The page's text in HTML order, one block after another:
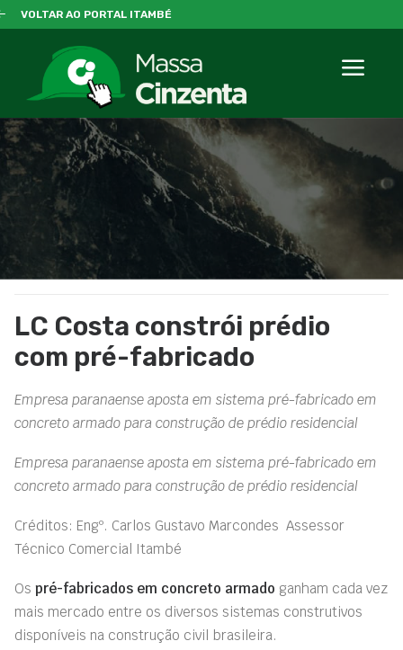
VOLTAR AO PORTAL ITAMBÉ
LC Costa constrói prédio
com pré-fabricado
Empresa paranaense aposta em sistema pré-fabricado em
concreto armado para construção de prédio residencial
Empresa paranaense aposta em sistema pré-fabricado em
concreto armado para construção de prédio residencial
Créditos: Engº. Carlos Gustavo Marcondes  Assessor
Técnico Comercial Itambé
Os pré-fabricados em concreto armado ganham cada vez
mais mercado entre os diversos sistemas construtivos
disponíveis na construção civil brasileira.